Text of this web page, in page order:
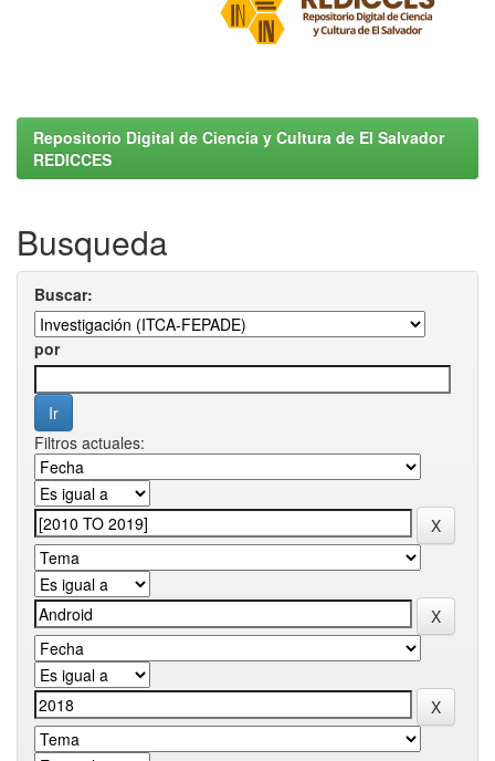
Repositorio Digital de Ciencia y Cultura de El Salvador
REDICCES
Busqueda
Buscar:
por
Filtros actuales: